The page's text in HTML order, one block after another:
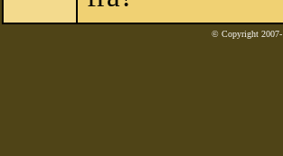
© Copyright 2007-